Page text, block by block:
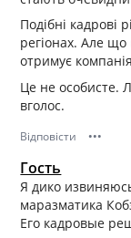
Подібні кадрові
регіонах. Але що
отримує
Це не особисте.
вголос.
Відповісти •••
Гость
Я дико
маразматика
Его кадровые